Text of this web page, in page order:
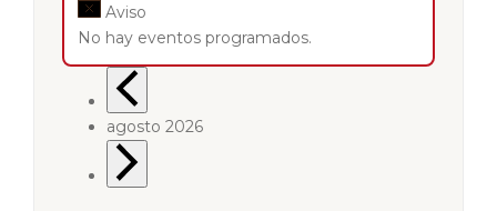
Aviso
No hay eventos programados.
agosto 2026